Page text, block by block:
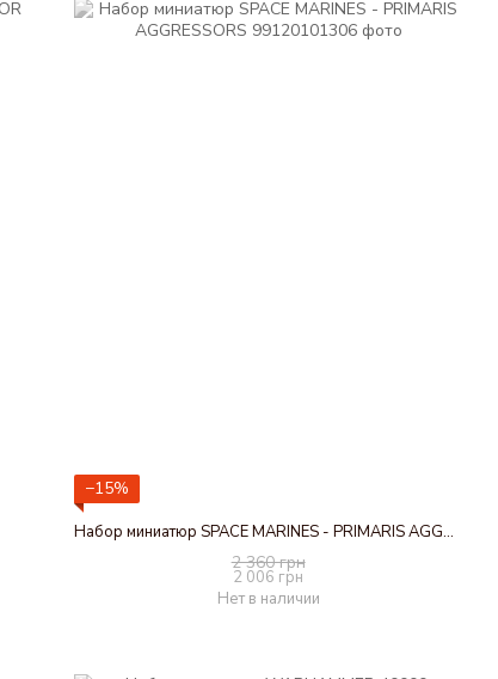
−15%
Набор миниатюр SPACE MARINES - PRIMARIS AGGRESSORS
2 360 грн
2 006 грн
Нет в наличии